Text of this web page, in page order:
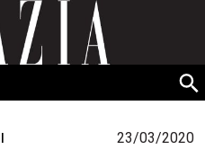
GRAZIA Srbija
23/03/2020